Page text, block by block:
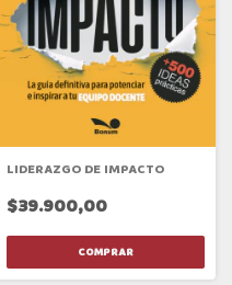
LIDERAZGO DE IMPACTO
$39.900,00